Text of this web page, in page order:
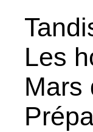
Les
Mars